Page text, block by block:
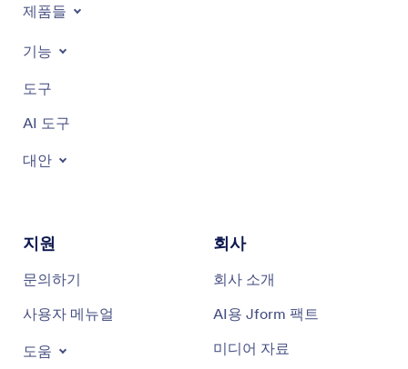
제품들
기능
도구
AI 도구
대안
지원
문의하기
사용자 메뉴얼
도움
회사
회사 소개
AI용 Jform 팩트
미디어 자료